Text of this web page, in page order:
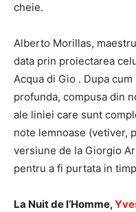
cheie.
Alberto Morillas,
data prin proiectarea
Acqua di Gio . Dupa
profunda, compusa din
ale liniei care sunt
note lemnoase (vetiver,
versiune de la Giorgio
pentru a fi purtata in
La Nuit de l’Homme,